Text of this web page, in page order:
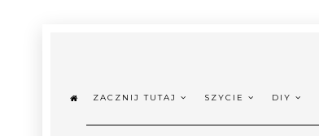
ZACZNIJ TUTAJ SZYCIE DIY